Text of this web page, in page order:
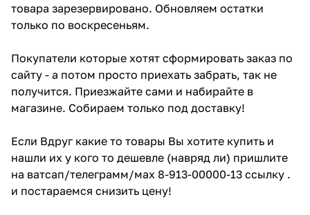
товара зарезервировано. Обновляем остатки
только по воскресеньям.
Покупатели которые хотят сформировать заказ по
сайту - а потом просто приехать забрать, так не
получится. Приезжайте сами и набирайте в
магазине. Собираем только под доставку!
Если Вдруг какие то товары Вы хотите купить и
нашли их у кого то дешевле (навряд ли) пришлите
на ватсап/телеграмм/мах 8-913-00000-13 ссылку .
и постараемся снизить цену!